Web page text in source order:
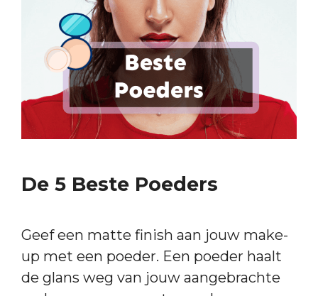
De 5 Beste Poeders
Geef een matte finish aan jouw make-
up met een poeder. Een poeder haalt
de glans weg van jouw aangebrachte